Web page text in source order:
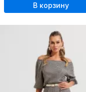
В корзину